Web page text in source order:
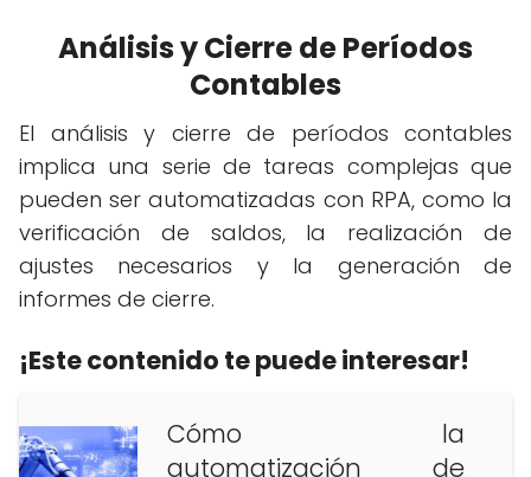
Análisis y Cierre de Períodos
Contables
El análisis y cierre de períodos contables
implica una serie de tareas complejas que
pueden ser automatizadas con RPA, como la
verificación de saldos, la realización de
ajustes necesarios y la generación de
informes de cierre.
¡Este contenido te puede interesar!
Cómo la
automatización de